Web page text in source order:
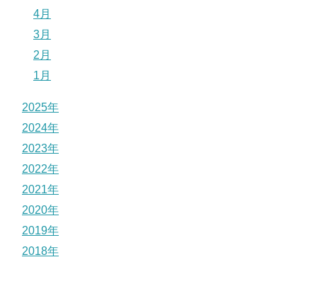
4月
3月
2月
1月
2025年
2024年
2023年
2022年
2021年
2020年
2019年
2018年